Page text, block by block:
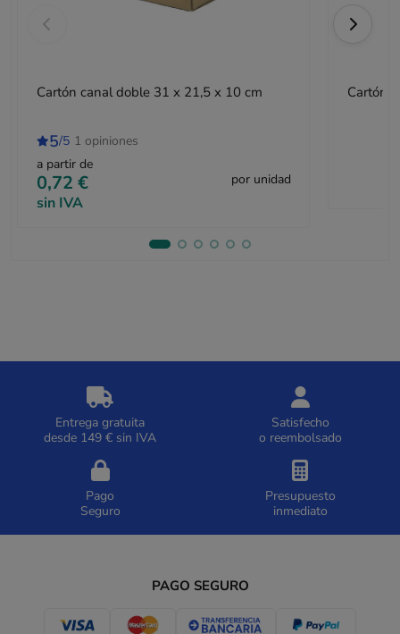
Cartón canal doble 31 x 21,5 x 10 cm
5/5 1 opiniones
a partir de
0,72 €
sin IVA
por unidad
Cartón
Entrega gratuita
desde 149 € sin IVA
Satisfecho
o reembolsado
Pago
Seguro
Presupuesto
inmediato
PAGO SEGURO